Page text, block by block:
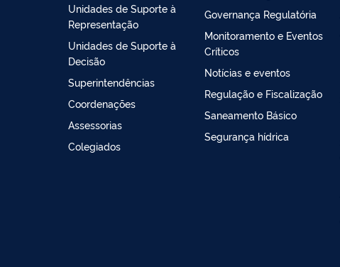
Unidades de Suporte à
Representação
Unidades de Suporte à
Decisão
Superintendências
Coordenações
Assessorias
Colegiados
Governança Regulatória
Monitoramento e Eventos
Críticos
Notícias e eventos
Regulação e Fiscalização
Saneamento Básico
Segurança hídrica